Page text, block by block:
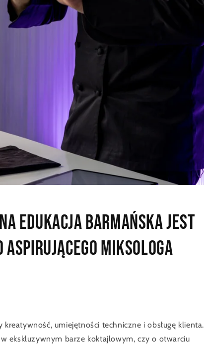
edukacja barmańska jest
aspirującego miksologa
umiejętności techniczne i obsługę klienta.
ekskluzywnym barze koktajlowym, czy o otwarciu